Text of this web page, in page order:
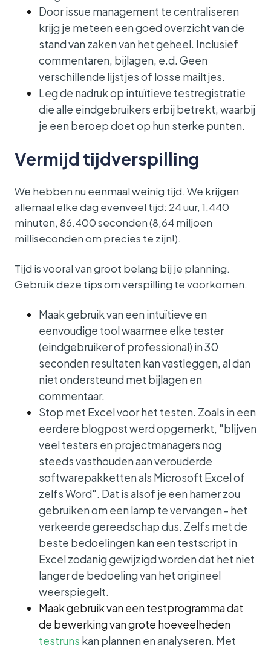
Door issue management te centraliseren
krijg je meteen een goed overzicht van de
stand van zaken van het geheel. Inclusief
commentaren, bijlagen, e.d. Geen
verschillende lijstjes of losse mailtjes.
Leg de nadruk op intuïtieve testregistratie
die alle eindgebruikers erbij betrekt, waarbij
je een beroep doet op hun sterke punten.
Vermijd tijdverspilling
We hebben nu eenmaal weinig tijd. We krijgen
allemaal elke dag evenveel tijd: 24 uur, 1.440
minuten, 86.400 seconden (8,64 miljoen
milliseconden om precies te zijn!).
Tijd is vooral van groot belang bij je planning.
Gebruik deze tips om verspilling te voorkomen.
Maak gebruik van een intuïtieve en
eenvoudige tool waarmee elke tester
(eindgebruiker of professional) in 30
seconden resultaten kan vastleggen, al dan
niet ondersteund met bijlagen en
commentaar.
Stop met Excel voor het testen. Zoals in een
eerdere blogpostwerd opgemerkt, "blijven
veel testers en projectmanagers nog
steeds vasthouden aan verouderde
softwarepakketten als Microsoft Excel of
zelfs Word". Dat is alsof je een hamer zou
gebruiken om een lamp te vervangen - het
verkeerde gereedschap dus. Zelfs met de
beste bedoelingen kan een testscript in
Excel zodanig gewijzigd worden dat het niet
langer de bedoeling van het origineel
weerspiegelt.
Maak gebruik van een testprogramma dat
de bewerking van grote hoeveelheden
testruns kan plannen en analyseren. Met